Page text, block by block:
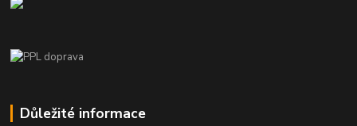
Důležité informace